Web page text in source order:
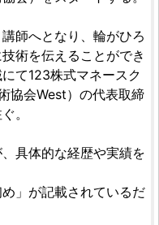
師へとなり、輪がひろ
術を伝えることができ
て123株式マネースク
協会West）の代表取締
。
具体的な経歴や実績を
」が記載されているだ